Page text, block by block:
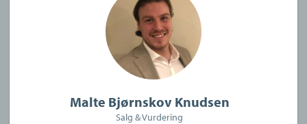
Malte Bjørnskov Knudsen
Salg & Vurdering